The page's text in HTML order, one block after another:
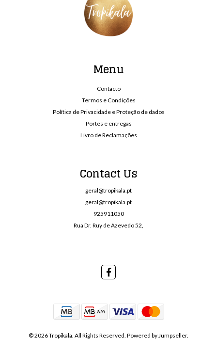
Menu
Contacto
Termos e Condições
Política de Privacidade e Proteção de dados
Portes e entregas
Livro de Reclamações
Contact Us
geral@tropikala.pt
geral@tropikala.pt
925911050
Rua Dr. Ruy de Azevedo 52,
© 2026 Tropikala. All Rights Reserved. Powered by Jumpseller.